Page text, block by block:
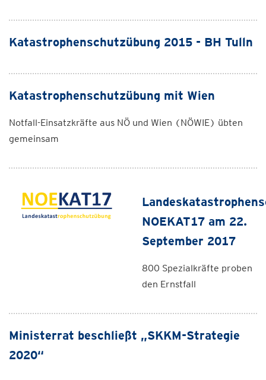
Katastrophenschutzübung 2015 - BH Tulln
Katastrophenschutzübung mit Wien
Notfall-Einsatzkräfte aus NÖ und Wien (NÖWIE) übten
gemeinsam
NOEKAT17 am 22.
September 2017
800 Spezialkräfte proben
den Ernstfall
Ministerrat beschließt „SKKM-Strategie
2020“